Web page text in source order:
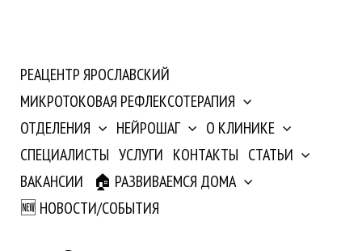
РЕАЦЕНТР ЯРОСЛАВСКИЙ
МИКРОТОКОВАЯ РЕФЛЕКСОТЕРАПИЯ
ОТДЕЛЕНИЯ
НЕЙРОШАГ
О КЛИНИКЕ
СПЕЦИАЛИСТЫ УСЛУГИ КОНТАКТЫ СТАТЬИ
ВАКАНСИИ
🏠 РАЗВИВАЕМСЯ ДОМА
🆕 НОВОСТИ/СОБЫТИЯ